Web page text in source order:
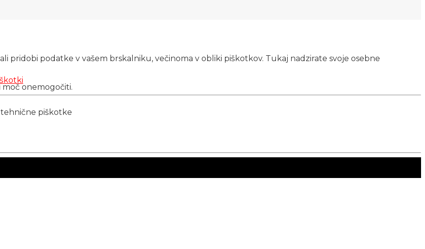
pridobi podatke v vašem brskalniku, večinoma v obliki piškotkov. Tukaj nadzirate svoje osebne
onemogočiti.
piškotke